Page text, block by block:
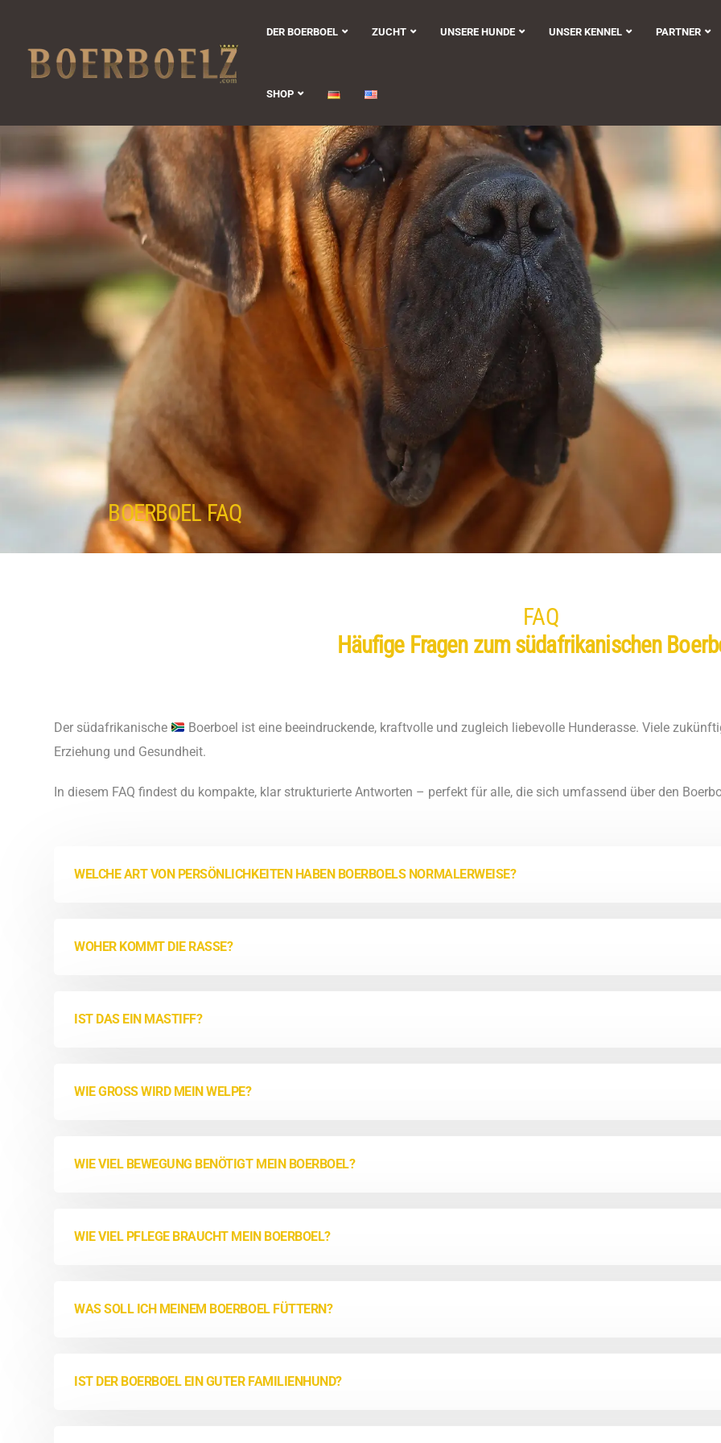
DER BOERBOEL ZUCHT UNSERE HUNDE UNSER KENNEL PARTNER
SHOP
BOERBOEL FAQ
FAQ
Häufige Fragen zum südafrikanischen
Der südafrikanische
Boerboel ist eine beeindruckende, kraftvolle und zugleich liebevolle Hunderasse. Viele
Erziehung und Gesundheit.
In diesem FAQ findest du kompakte, klar strukturierte Antworten – perfekt für alle, die sich umfassend über den
WELCHE ART VON PERSÖNLICHKEITEN HABEN BOERBOELS NORMALERWEISE?
WOHER KOMMT DIE RASSE?
IST DAS EIN MASTIFF?
WIE GROSS WIRD MEIN WELPE?
WIE VIEL BEWEGUNG BENÖTIGT MEIN BOERBOEL?
WIE VIEL PFLEGE BRAUCHT MEIN BOERBOEL?
WAS SOLL ICH MEINEM BOERBOEL FÜTTERN?
IST DER BOERBOEL EIN GUTER FAMILIENHUND?